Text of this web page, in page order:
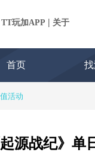
TT玩加APP | 关于
首页
活动
起源战纪》单